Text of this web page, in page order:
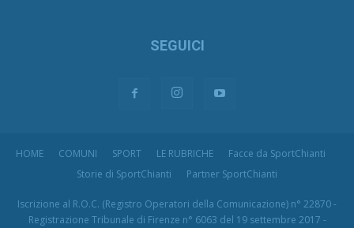
SEGUICI
HOME COMUNI SPORT LE RUBRICHE
Facce da SportChianti
Storie di SportChianti
Partner SportChianti
Iscrizione al R.O.C. (Registro Operatori della Comunicazione) n° 22870 -
Registrazione Tribunale di Firenze n° 6063 del 19 settembre 2017 -